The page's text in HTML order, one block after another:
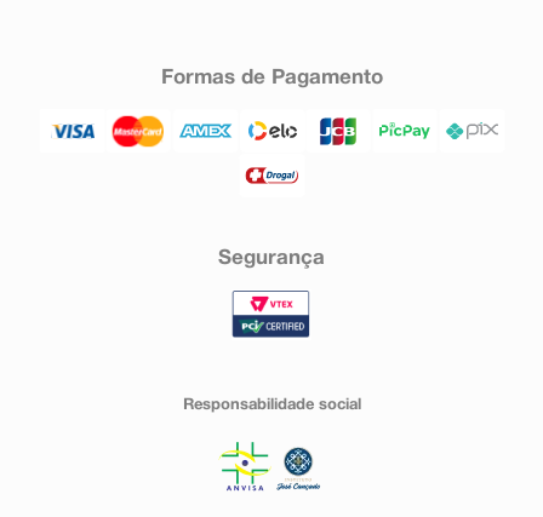
Formas de Pagamento
Segurança
Responsabilidade social